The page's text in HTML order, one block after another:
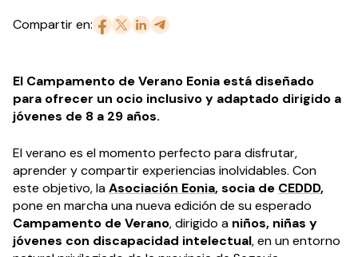
Compartir en:
El Campamento de Verano Eonia está diseñado
para ofrecer un ocio inclusivo y adaptado dirigido a
jóvenes de 8 a 29 años.
El verano es el momento perfecto para disfrutar,
aprender y compartir experiencias inolvidables. Con
este objetivo, laAsociación Eonia, socia de CEDDD,
pone en marcha una nueva edición de su esperado
Campamento de Verano, dirigido a niños, niñas y
jóvenes con discapacidad intelectual, en un entorno